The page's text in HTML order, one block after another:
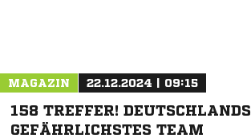
MAGAZIN 22.12.2024 | 09:15
158 TREFFER! DEUTSCHLANDS
GEFÄHRLICHSTES TEAM